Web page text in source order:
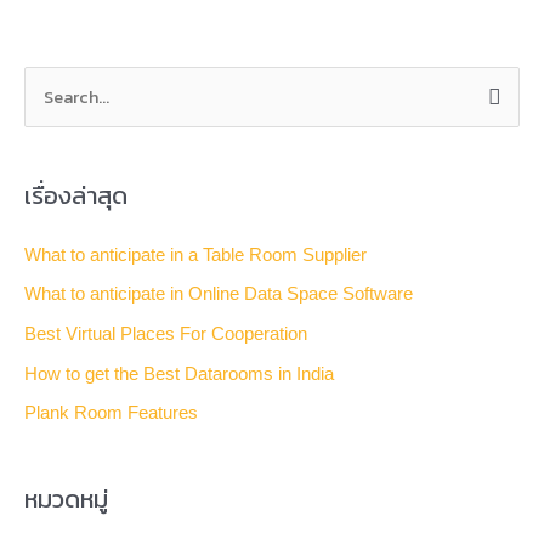
r
c
r
:
เรื่องล่าสุด
What to anticipate in a Table Room Supplier
What to anticipate in Online Data Space Software
Best Virtual Places For Cooperation
How to get the Best Datarooms in India
Plank Room Features
หมวดหมู่